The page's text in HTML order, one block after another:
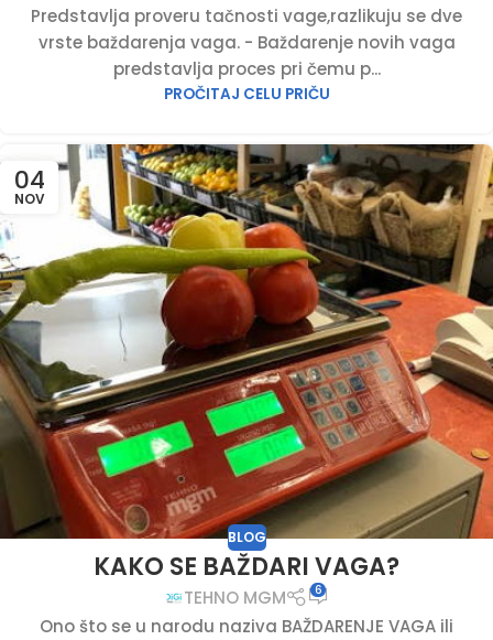
Predstavlja proveru tačnosti vage,razlikuju se dve
vrste baždarenja vaga. - Baždarenje novih vaga
predstavlja proces pri čemu p...
PROČITAJ CELU PRIČU
04
NOV
BLOG
KAKO SE BAŽDARI VAGA?
TEHNO MGM 6
Ono što se u narodu naziva BAŽDARENJE VAGA ili